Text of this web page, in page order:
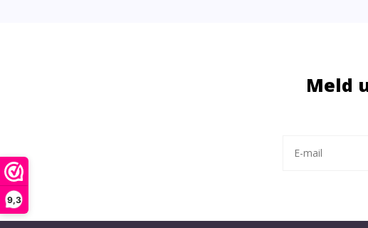
9,3
Meld